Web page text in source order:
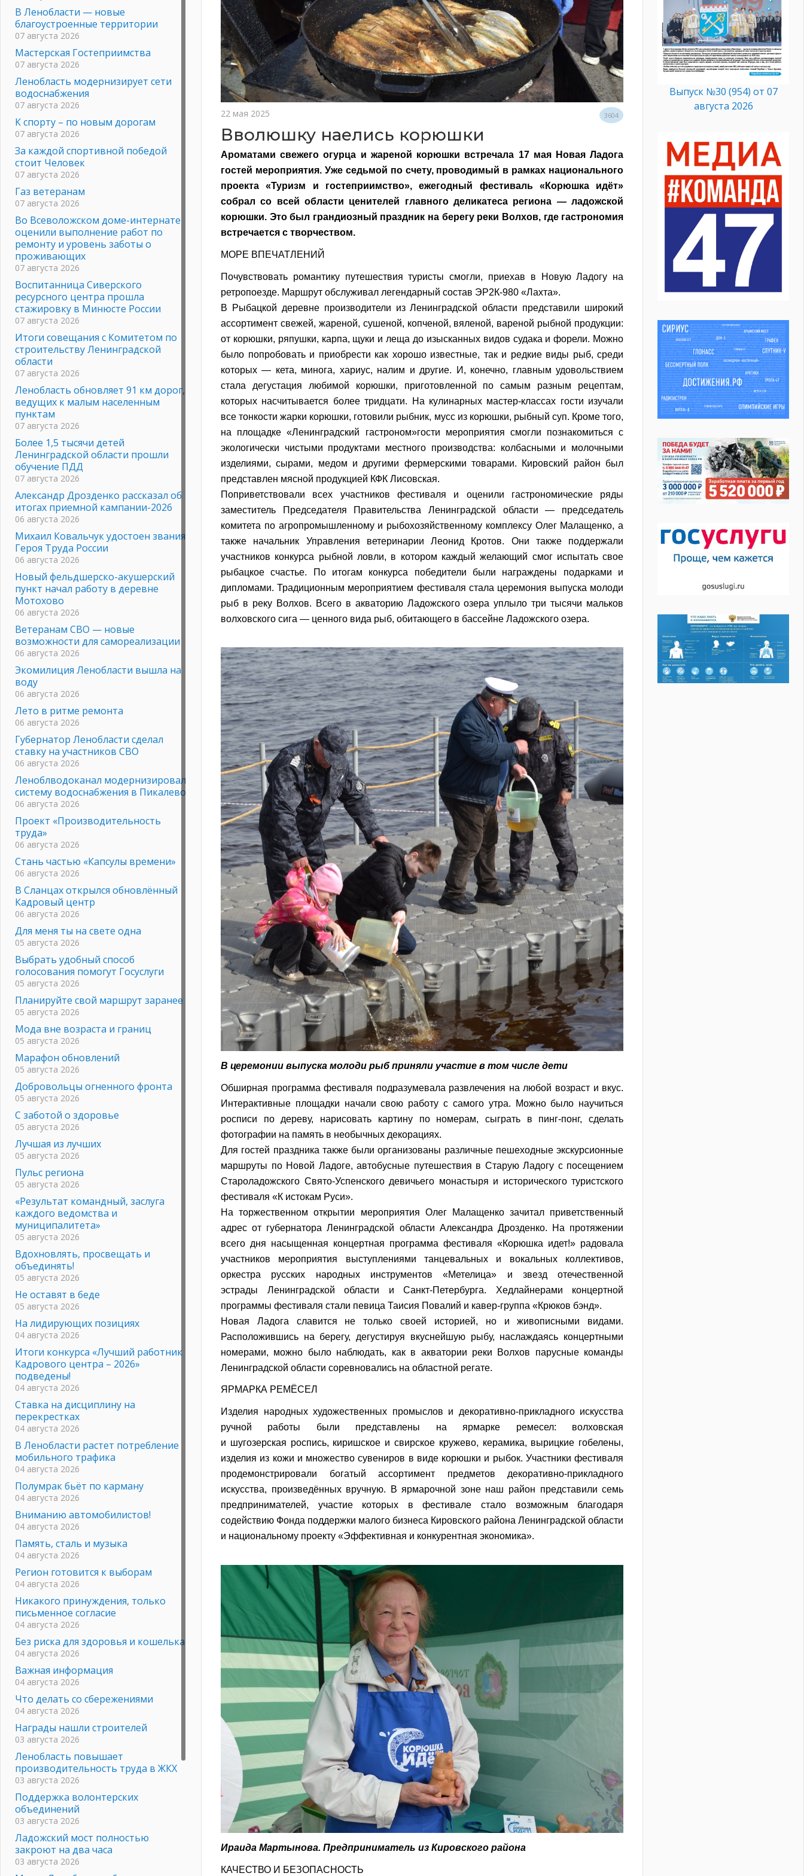
22 мая 2025 3604
Вволюшку наелись корюшки
Ароматами свежего огурца и жареной корюшки встречала 17 мая Новая Ладога
гостей мероприятия. Уже седьмой по счету, проводимый в рамках национального
проекта «Туризм и гостеприимство», ежегодный фестиваль «Корюшка идёт»
собрал со всей области ценителей главного деликатеса региона — ладожской
корюшки. Это был грандиозный праздник на берегу реки Волхов, где гастрономия
встречается с творчеством.
МОРЕ ВПЕЧАТЛЕНИЙ
Почувствовать романтику путешествия туристы смогли, приехав в Новую Ладогу на
ретропоезде. Маршрут обслуживал легендарный состав ЭР2К-980 «Лахта».
В Рыбацкой деревне производители из Ленинградской области представили широкий
ассортимент свежей, жареной, сушеной, копченой, вяленой, вареной рыбной продукции:
от корюшки, ряпушки, карпа, щуки и леща до изысканных видов судака и форели. Можно
было попробовать и приобрести как хорошо известные, так и редкие виды рыб, среди
которых — кета, минога, хариус, налим и другие. И, конечно, главным удовольствием
стала дегустация любимой корюшки, приготовленной по самым разным рецептам,
которых насчитывается более тридцати. На кулинарных мастер-классах гости изучали
все тонкости жарки корюшки, готовили рыбник, мусс из корюшки, рыбный суп. Кроме того,
на площадке «Ленинградский гастроном»гости мероприятия смогли познакомиться с
экологически чистыми продуктами местного производства: колбасными и молочными
изделиями, сырами, медом и другими фермерскими товарами. Кировский район был
представлен мясной продукцией КФК Лисовская.
Поприветствовали всех участников фестиваля и оценили гастрономические ряды
заместитель Председателя Правительства Ленинградской области — председатель
комитета по агропромышленному и рыбохозяйственному комплексу Олег Малащенко, а
также начальник Управления ветеринарии Леонид Кротов. Они также поддержали
участников конкурса рыбной ловли, в котором каждый желающий смог испытать свое
рыбацкое счастье. По итогам конкурса победители были награждены подарками и
дипломами. Традиционным мероприятием фестиваля стала церемония выпуска молоди
рыб в реку Волхов. Всего в акваторию Ладожского озера уплыло три тысячи мальков
волховского сига — ценного вида рыб, обитающего в бассейне Ладожского озера.
В церемонии выпуска молоди рыб приняли участие в том числе дети
Обширная программа фестиваля подразумевала развлечения на любой возраст и вкус.
Интерактивные площадки начали свою работу с самого утра. Можно было научиться
росписи по дереву, нарисовать картину по номерам, сыграть в пинг-понг, сделать
фотографии на память в необычных декорациях.
Для гостей праздника также были организованы различные пешеходные экскурсионные
маршруты по Новой Ладоге, автобусные путешествия в Старую Ладогу с посещением
Староладожского Свято-Успенского девичьего монастыря и исторического туристского
фестиваля «К истокам Руси».
На торжественном открытии мероприятия Олег Малащенко зачитал приветственный
адрес от губернатора Ленинградской области Александра Дрозденко. На протяжении
всего дня насыщенная концертная программа фестиваля «Корюшка идет!» радовала
участников мероприятия выступлениями танцевальных и вокальных коллективов,
оркестра русских народных инструментов «Метелица» и звезд отечественной
эстрады Ленинградской области и Санкт-Петербурга. Хедлайнерами концертной
программы фестиваля стали певица Таисия Повалий и кавер-группа «Крюков бэнд».
Новая Ладога славится не только своей историей, но и живописными видами.
Расположившись на берегу, дегустируя вкуснейшую рыбу, наслаждаясь концертными
номерами, можно было наблюдать, как в акватории реки Волхов парусные команды
Ленинградской области соревновались на областной регате.
ЯРМАРКА РЕМЁСЕЛ
Изделия народных художественных промыслов и декоративно-прикладного искусства
ручной работы были представлены на ярмарке ремесел: волховская
и шугозерская роспись, киришское и свирское кружево, керамика, вырицкие гобелены,
изделия из кожи и множество сувениров в виде корюшки и рыбок. Участники фестиваля
продемонстрировали богатый ассортимент предметов декоративно-прикладного
искусства, произведённых вручную. В ярмарочной зоне наш район представили семь
предпринимателей, участие которых в фестивале стало возможным благодаря
содействию Фонда поддержки малого бизнеса Кировского района Ленинградской области
и национальному проекту «Эффективная и конкурентная экономика».
Ираида Мартынова. Предприниматель из Кировского района
КАЧЕСТВО И БЕЗОПАСНОСТЬ
В Ленобласти — новые
благоустроенные территории
07 августа 2026
Мастерская Гостеприимства
07 августа 2026
Ленобласть модернизирует сети
водоснабжения
07 августа 2026
К спорту – по новым дорогам
07 августа 2026
За каждой спортивной победой
стоит Человек
07 августа 2026
Газ ветеранам
07 августа 2026
Во Всеволожском доме-интернате
оценили выполнение работ по
ремонту и уровень заботы о
проживающих
07 августа 2026
Воспитанница Сиверского
ресурсного центра прошла
стажировку в Минюсте России
07 августа 2026
Итоги совещания с Комитетом по
строительству Ленинградской
области
07 августа 2026
Ленобласть обновляет 91 км дорог,
ведущих к малым населенным
пунктам
07 августа 2026
Более 1,5 тысячи детей
Ленинградской области прошли
обучение ПДД
07 августа 2026
Александр Дрозденко рассказал об
итогах приемной кампании-2026
06 августа 2026
Михаил Ковальчук удостоен звания
Героя Труда России
06 августа 2026
Новый фельдшерско-акушерский
пункт начал работу в деревне
Мотохово
06 августа 2026
Ветеранам СВО — новые
возможности для самореализации
06 августа 2026
Экомилиция Ленобласти вышла на
воду
06 августа 2026
Лето в ритме ремонта
06 августа 2026
Губернатор Ленобласти сделал
ставку на участников СВО
06 августа 2026
Леноблводоканал модернизировал
систему водоснабжения в Пикалево
06 августа 2026
Проект «Производительность
труда»
06 августа 2026
Стань частью «Капсулы времени»
06 августа 2026
В Сланцах открылся обновлённый
Кадровый центр
06 августа 2026
Для меня ты на свете одна
05 августа 2026
Выбрать удобный способ
голосования помогут Госуслуги
05 августа 2026
Планируйте свой маршрут заранее
05 августа 2026
Мода вне возраста и границ
05 августа 2026
Марафон обновлений
05 августа 2026
Добровольцы огненного фронта
05 августа 2026
С заботой о здоровье
05 августа 2026
Лучшая из лучших
05 августа 2026
Пульс региона
05 августа 2026
«Результат командный, заслуга
каждого ведомства и
муниципалитета»
05 августа 2026
Вдохновлять, просвещать и
объединять!
05 августа 2026
Не оставят в беде
05 августа 2026
На лидирующих позициях
04 августа 2026
Итоги конкурса «Лучший работник
Кадрового центра – 2026»
подведены!
04 августа 2026
Ставка на дисциплину на
перекрестках
04 августа 2026
В Ленобласти растет потребление
мобильного трафика
04 августа 2026
Полумрак бьёт по карману
04 августа 2026
Вниманию автомобилистов!
04 августа 2026
Память, сталь и музыка
04 августа 2026
Регион готовится к выборам
04 августа 2026
Никакого принуждения, только
письменное согласие
04 августа 2026
Без риска для здоровья и кошелька
04 августа 2026
Важная информация
04 августа 2026
Что делать со сбережениями
04 августа 2026
Награды нашли строителей
03 августа 2026
Ленобласть повышает
производительность труда в ЖКХ
03 августа 2026
Поддержка волонтерских
объединений
03 августа 2026
Ладожский мост полностью
закроют на два часа
03 августа 2026
Выпуск №30 (954) от 07
августа 2026